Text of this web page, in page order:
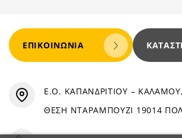
ΕΠΙΚΟΙΝΩΝΊΑ
Ε.Ο. ΚΑΠΑΝΔΡΙΤΙΟΥ – ΚΑΛΑΜΟΥ,
ΘΕΣΗ ΝΤΑΡΑΜΠΟΥΖΙ 19014